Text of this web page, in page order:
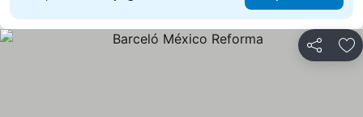
Compartir